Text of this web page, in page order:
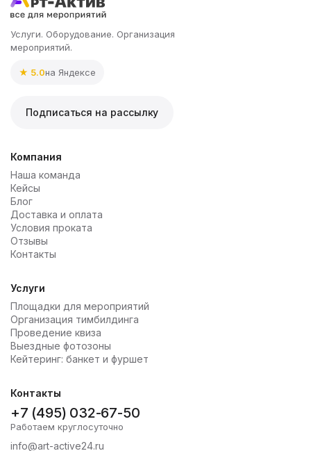
Услуги. Оборудование. Организация
мероприятий.
★ 5.0на Яндексе
Подписаться на рассылку
Компания
Наша команда
Кейсы
Блог
Доставка и оплата
Условия проката
Отзывы
Контакты
Услуги
Площадки для мероприятий
Организация тимбилдинга
Проведение квиза
Выездные фотозоны
Кейтеринг: банкет и фуршет
Контакты
+7 (495) 032-67-50
Работаем круглосуточно
info@art-active24.ru